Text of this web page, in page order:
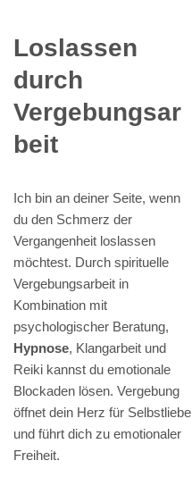
Loslassen
durch
Vergebungsar
beit
Ich bin an deiner Seite, wenn
du den Schmerz der
Vergangenheit loslassen
möchtest. Durch spirituelle
Vergebungsarbeit in
Kombination mit
psychologischer Beratung,
Hypnose, Klangarbeit und
Reiki kannst du emotionale
Blockaden lösen. Vergebung
öffnet dein Herz für Selbstliebe
und führt dich zu emotionaler
Freiheit.